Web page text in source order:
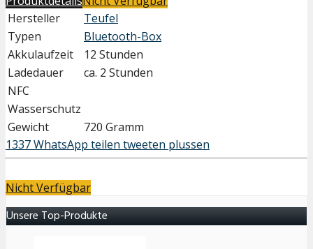
Hersteller
Teufel
Typen
Bluetooth-Box
Akkulaufzeit
12 Stunden
Ladedauer
ca. 2 Stunden
NFC
Wasserschutz
Gewicht
720 Gramm
1337WhatsApp teilen tweeten plussen
Nicht Verfügbar
Unsere Top-Produkte